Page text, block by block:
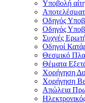
Υποβολή
Οδηγός
Οδηγός
Συχνές
Οδηγοί
Θεσμικό
Θέματα
Χορήγηση
Χορήγηση
Απώλεια